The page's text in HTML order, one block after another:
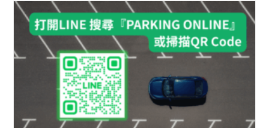
車
場
400
公
尺
內
查
詢：
台
灣
LINE
智
慧